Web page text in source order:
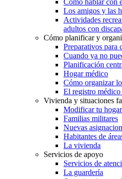
Los amigos y las
Actividades
adultos con
Cómo planificar y
Preparativos para
Cuando ya no
Planificación
Hogar médico
Cómo organizar
El registro
Vivienda y situaciones
Modificar tu hogar
Familias militares
Nuevas
Habitantes de
La vivienda
Servicios de apoyo
Servicios de
La guardería